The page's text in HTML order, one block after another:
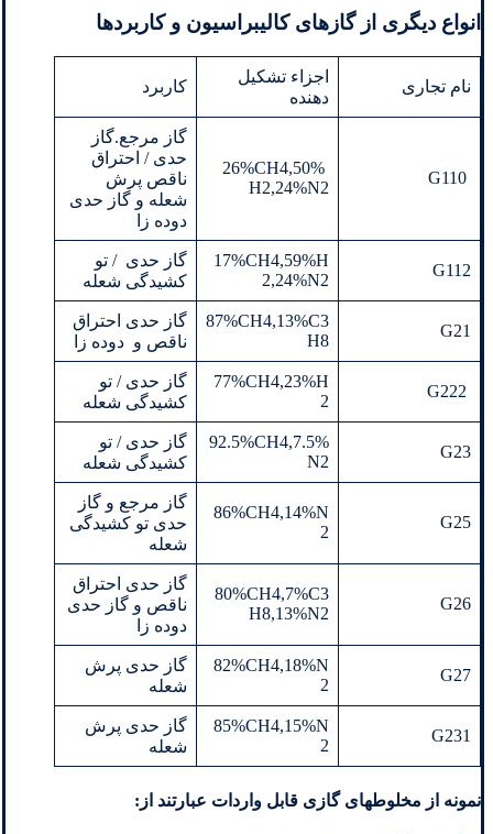
انواع دیگری از گازهای کالیبراسیون و کاربردها
نام تجاری
اجزاء تشکیل
دهنده
کاربرد
26%CH4,50%
H2,24%N2
گاز مرجع.گاز
حدی / احتراق
ناقص پرش
شعله و گاز حدی
دوده زا
G112
17%CH4,59%H
2,24%N2
گاز حدی / تو
کشیدگی شعله
G21
87%CH4,13%C3
H8
گاز حدی احتراق
ناقص و دوده زا
77%CH4,23%H
2
گاز حدی / تو
کشیدگی شعله
G23
92.5%CH4,7.5%
N2
گاز حدی / تو
کشیدگی شعله
G25
86%CH4,14%N
2
گاز مرجع و گاز
حدی تو کشیدگی
شعله
G26
80%CH4,7%C3
H8,13%N2
گاز حدی احتراق
ناقص و گاز حدی
دوده زا
G27
82%CH4,18%N
2
گاز حدی پرش
شعله
G231
85%CH4,15%N
2
گاز حدی پرش
شعله
نمونه از مخلوطهای گازی قابل واردات عبارتند از: